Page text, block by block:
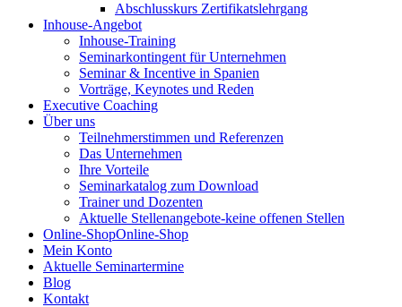
Abschlusskurs Zertifikatslehrgang
Inhouse-Angebot
Inhouse-Training
Seminarkontingent für Unternehmen
Seminar & Incentive in Spanien
Vorträge, Keynotes und Reden
Executive Coaching
Über uns
Teilnehmerstimmen und Referenzen
Das Unternehmen
Ihre Vorteile
Seminarkatalog zum Download
Trainer und Dozenten
Aktuelle Stellenangebote-keine offenen Stellen
Online-ShopOnline-Shop
Mein Konto
Aktuelle Seminartermine
Blog
Kontakt